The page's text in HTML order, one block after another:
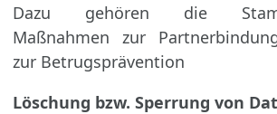
Dazu gehören die
Maßnahmen zur
zur Betrugsprävention
Löschung bzw. Sperrung von